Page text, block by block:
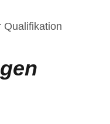
Qualifikation